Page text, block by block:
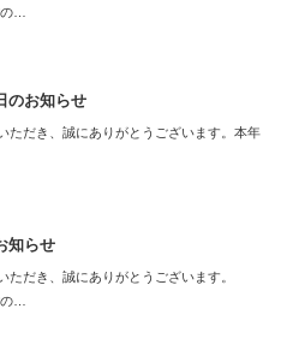
…
のお知らせ
ただき、誠にありがとうございます。本年
知らせ
ただき、誠にありがとうございます。
…